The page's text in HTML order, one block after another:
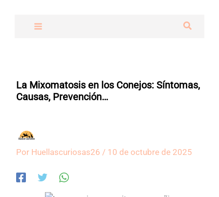
Buscar
La Mixomatosis en los Conejos: Síntomas,
Causas, Prevención…
Por Huellascuriosas26 / 10 de octubre de 2025